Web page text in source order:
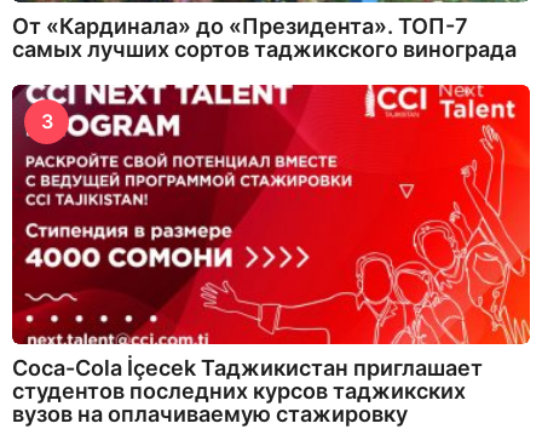
От «Кардинала» до «Президента». ТОП-7
самых лучших сортов таджикского винограда
3
Coca-Cola İçecek Таджикистан приглашает
студентов последних курсов таджикских
вузов на оплачиваемую стажировку